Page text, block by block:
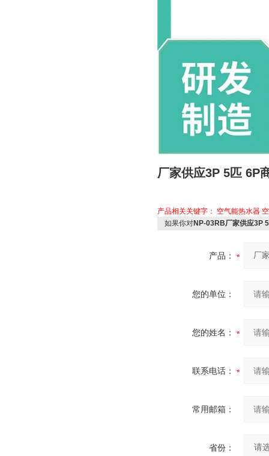
厂家供应3P 5匹 6P
产品相关关键字： 空气能热水器
如果你对NP-03RB厂家供应3P
产品：
您的单位：
您的姓名：
联系电话：
常用邮箱：
省份：